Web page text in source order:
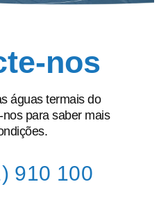
nos
águas termais do
para saber mais
910 100